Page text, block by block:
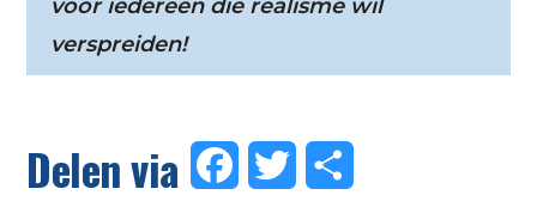
voor iedereen die realisme wil
verspreiden!
Delen via FacebookTwitter